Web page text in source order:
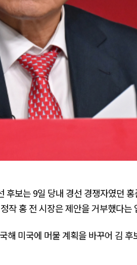
보는 9일 당내 경선 경쟁자였던
작 홍 전 시장은 제안을 거부했다는
미국에 머물 계획을 바꾸어 김